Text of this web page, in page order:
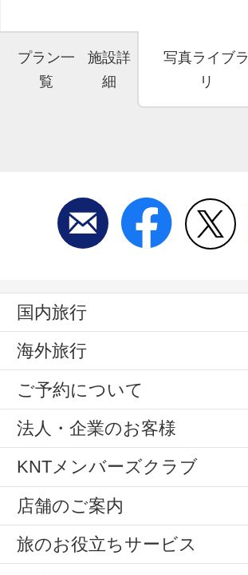
プラン一
覧
施設詳
細
写真ライブラ
リ
国内旅行
海外旅行
ご予約について
法人・企業のお客様
KNTメンバーズクラブ
店舗のご案内
旅のお役立ちサービス